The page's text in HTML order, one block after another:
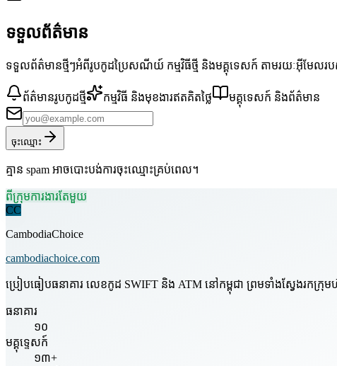
ទទួលព័ត៌មាន
ទទួលព័ត៌មានថ្មីៗអំពីរូបកូដប្រៃសណីយ៍ កម្មវិធីថ្មី និងមគ្គុទេសក៍ តាមរយៈអ៊ីមែលរប
ព័ត៌មានរូបកូដថ្មី កម្មវិធី និងមុខងារឥតគិតថ្លៃ មគ្គុទេសក៍ និងព័ត៌មាន
ចុះឈ្មោះ
គ្មាន spam អាចបោះបង់ការចុះឈ្មោះគ្រប់ពេល។
ពីក្រុមការងារតែមួយ
CC
CambodiaChoice
cambodiachoice.com
ប្រៀបធៀបធនាគារ លេខកូដ SWIFT និង ATM នៅកម្ពុជា ព្រមទាំងស្វែងរ
ធនាគារ
១០
មគ្គុទ្ទេសក៍
១៣+